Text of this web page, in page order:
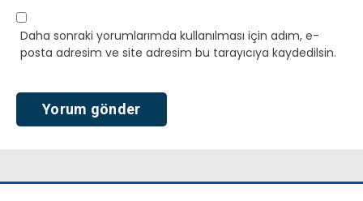
Daha sonraki yorumlarımda kullanılması için adım, e-
posta adresim ve site adresim bu tarayıcıya kaydedilsin.